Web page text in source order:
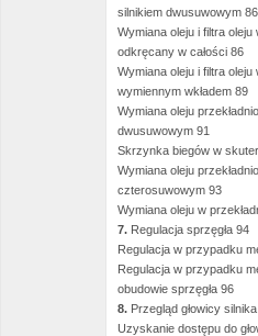
silnikiem dwusuwowym 86
Wymiana oleju i filtra
odkręcany w całości 86
Wymiana oleju i filtra
wymiennym wkładem 89
Wymiana oleju
dwusuwowym 91
Skrzynka biegów w
Wymiana oleju
czterosuwowym 93
Wymiana oleju w
7. Regulacja sprzęgła 94
Regulacja w przypadku
Regulacja w przypadku
obudowie sprzęgła 96
8. Przegląd głowicy
Uzyskanie dostępu do